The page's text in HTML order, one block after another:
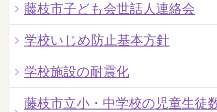
藤枝市子ども会世話人連絡会
学校いじめ防止基本方針
学校施設の耐震化
藤枝市立小・中学校の児童生徒